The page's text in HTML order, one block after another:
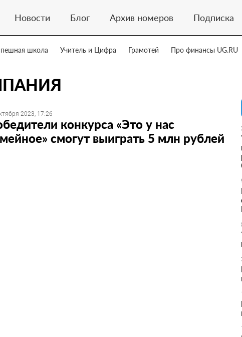
Новости Блог Архив номеров Подписка
школа Учитель и Цифра Грамотей Про финансы UG.RU
2023, 17:26
конкурса «Это у нас
смогут выиграть 5 млн рублей